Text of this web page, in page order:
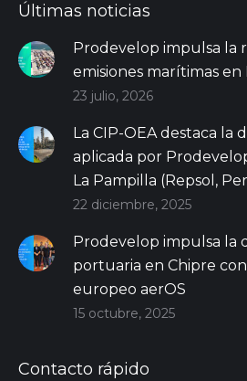
Últimas noticias
Prodevelop impulsa la
emisiones marítimas en
23 julio, 2026
La CIP-OEA destaca la
aplicada por
La Pampilla (Repsol,
22 diciembre, 2025
Prodevelop impulsa la
portuaria en Chipre
europeo aerOS
15 octubre, 2025
Contacto rápido